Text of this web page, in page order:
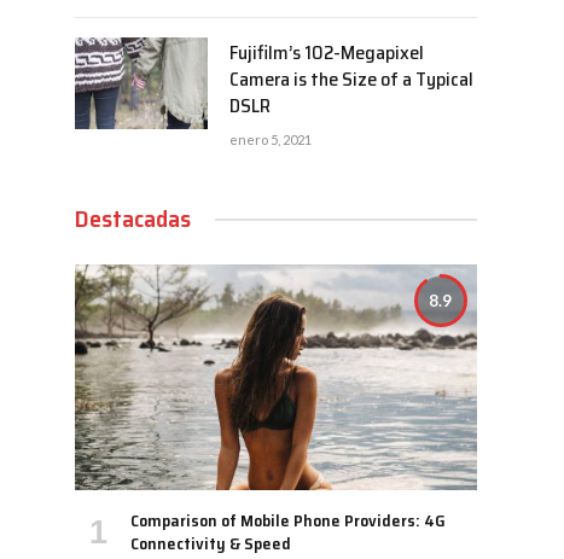
Fujifilm’s 102-Megapixel
Camera is the Size of a Typical
DSLR
enero 5, 2021
Destacadas
8.9
Comparison of Mobile Phone Providers: 4G
Connectivity & Speed